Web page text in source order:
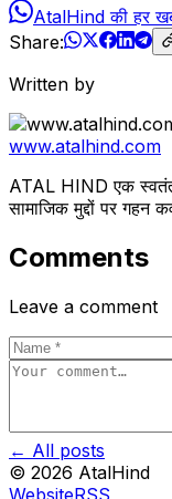
AtalHind की हर
Share:
Written by
www.atalhind.com
ATAL HIND एक स्वतंत्र
सामाजिक मुद्दों पर गहन
Comments
Leave a comment
← All posts
© 2026 AtalHind
WebsiteRSS